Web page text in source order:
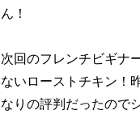
ん！
次回のフレンチビギナ
ないローストチキン！
なりの評判だったので